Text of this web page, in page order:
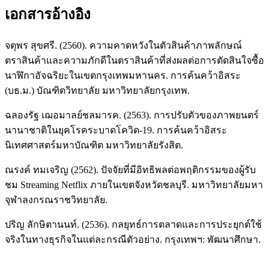
เอกสารอ้างอิง
จตุพร สุขศรี. (2560). ความคาดหวังในตัวสินค้าภาพลักษณ์
ตราสินค้าและความภักดีในตราสินค้าที่ส่งผลต่อการตัดสินใจซื้อ
นาฬิกาอัจฉริยะในเขตกรุงเทพมหานคร. การค้นคว้าอิสระ
(บธ.ม.) บัณฑิตวิทยาลัย มหาวิทยาลัยกรุงเทพ.
ฉลองรัฐ เฌอมาลย์ชลมารค. (2563). การปรับตัวของภาพยนตร์
นานาชาติในยุคโรคระบาดโควิด-19. การค้นคว้าอิสระ
นิเทศศาสตร์มหาบัณฑิต มหาวิทยาลัยรังสิต.
ณรงค์ ทมเจริญ (2562). ปัจจัยที่มีอิทธิพลต่อพฤติกรรมของผู้รับ
ชม Streaming Netflix ภายในเขตจังหวัดชลบุรี. มหาวิทยาลัยมหา
จุฬาลงกรณราชวิทยาลัย.
ปริญ ลักษิตานนท์. (2536). กลยุทธ์การตลาดและการประยุกต์ใช้
จริงในทางธุรกิจในแต่ละกรณีตัวอย่าง. กรุงเทพฯ: พัฒนาศึกษา.